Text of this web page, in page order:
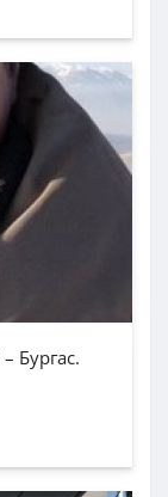
Бургас.